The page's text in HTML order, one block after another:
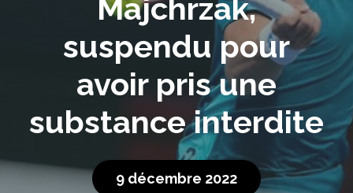
Majchrzak,
suspendu pour
avoir pris une
substance interdite
9 décembre 2022